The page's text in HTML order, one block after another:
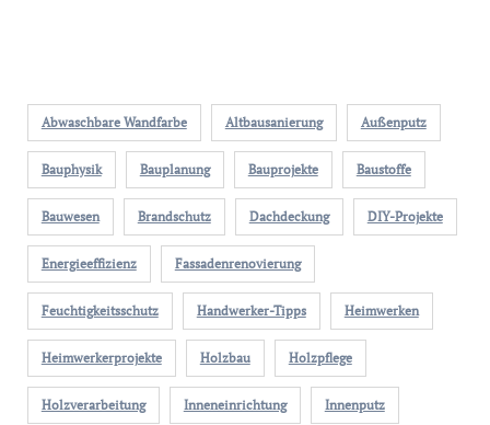
Abwaschbare Wandfarbe Altbausanierung Außenputz
Bauphysik Bauplanung Bauprojekte Baustoffe
Bauwesen Brandschutz Dachdeckung DIY-Projekte
Energieeffizienz Fassadenrenovierung
Feuchtigkeitsschutz Handwerker-Tipps Heimwerken
Heimwerkerprojekte Holzbau Holzpflege
Holzverarbeitung Inneneinrichtung Innenputz